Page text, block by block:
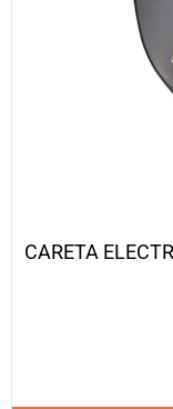
CARETA